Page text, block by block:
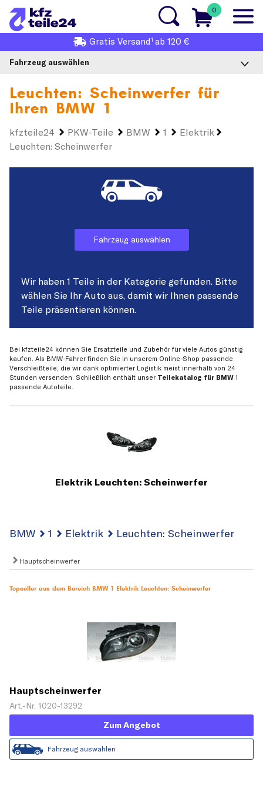
0
Gratis Versand1 ab 120 €
Fahrzeug auswählen
Leuchten: Scheinwerfer für
Ihren BMW 1
kfzteile24 PKW-Teile BMW 1
Elektrik
Leuchten: Scheinwerfer
Fahrzeug auswählen
Wir haben 1 Teile in der Kategorie gefunden. Bitte
wählen Sie Ihr Auto aus, damit wir Ihnen passende
Teile präsentieren können.
Bei kfzteile24 können Sie Ersatzteile und Zubehör für viele Autos günstig
kaufen. Als BMW-Fahrer finden Sie in unserem Online-Shop passende
Verschleißteile, die wir dank optimierter Logistik meist innerhalb von 24
Stunden versenden. Schließlich enthält unser Teilekatalog für BMW 1
passende Autoteile.
Elektrik Leuchten: Scheinwerfer
BMW 1 Elektrik Leuchten: Scheinwerfer
Hauptscheinwerfer
Topseller aus dem Bereich BMW 1 Elektrik Leuchten: Scheinwerfer
Hauptscheinwerfer
Art.-Nr. 1020-13292
Zum Angebot
Fahrzeug auswählen